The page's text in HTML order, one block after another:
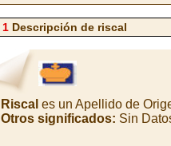
1Descripción de riscal
Riscal es un Apellido de
Otros significados: Sin